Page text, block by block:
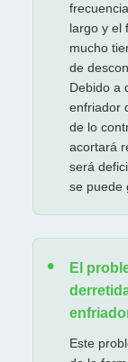
largo y el
mucho
de
Debido a
enfriador
de lo
acortará
será
se puede
El
Este